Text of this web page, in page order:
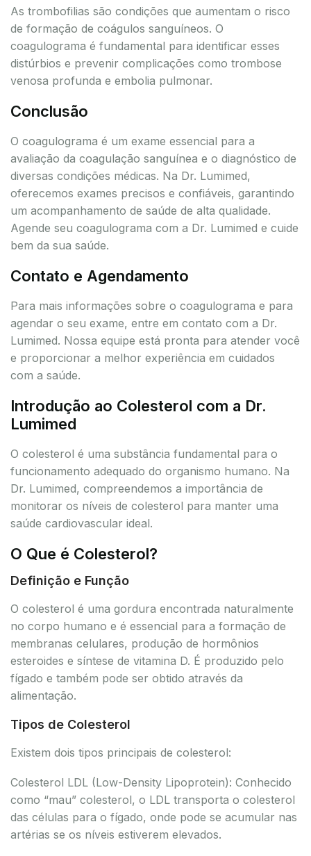
As trombofilias são condições que aumentam o risco
de formação de coágulos sanguíneos. O
coagulograma é fundamental para identificar esses
distúrbios e prevenir complicações como trombose
venosa profunda e embolia pulmonar.
Conclusão
O coagulograma é um exame essencial para a
avaliação da coagulação sanguínea e o diagnóstico de
diversas condições médicas. Na Dr. Lumimed,
oferecemos exames precisos e confiáveis, garantindo
um acompanhamento de saúde de alta qualidade.
Agende seu coagulograma com a Dr. Lumimed e cuide
bem da sua saúde.
Contato e Agendamento
Para mais informações sobre o coagulograma e para
agendar o seu exame, entre em contato com a Dr.
Lumimed. Nossa equipe está pronta para atender você
e proporcionar a melhor experiência em cuidados
com a saúde.
Introdução ao Colesterol com a Dr.
Lumimed
O colesterol é uma substância fundamental para o
funcionamento adequado do organismo humano. Na
Dr. Lumimed, compreendemos a importância de
monitorar os níveis de colesterol para manter uma
saúde cardiovascular ideal.
O Que é Colesterol?
Definição e Função
O colesterol é uma gordura encontrada naturalmente
no corpo humano e é essencial para a formação de
membranas celulares, produção de hormônios
esteroides e síntese de vitamina D. É produzido pelo
fígado e também pode ser obtido através da
alimentação.
Tipos de Colesterol
Existem dois tipos principais de colesterol:
Colesterol LDL (Low-Density Lipoprotein): Conhecido
como “mau” colesterol, o LDL transporta o colesterol
das células para o fígado, onde pode se acumular nas
artérias se os níveis estiverem elevados.